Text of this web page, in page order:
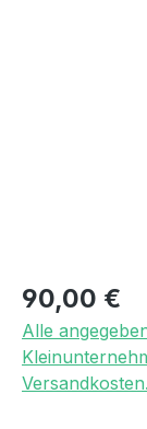
Bildergalerie
Regulärer Preis:
90,00 €
Alle
Versandkosten.